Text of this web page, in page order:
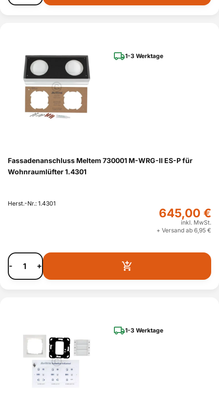
1-3 Werktage
Fassadenanschluss Meltem 730001 M-WRG-II ES-P für
Wohnraumlüfter 1.4301
Herst.-Nr.: 1.4301
645,00 €
inkl. MwSt.
+ Versand ab 6,95 €
- +
1-3 Werktage